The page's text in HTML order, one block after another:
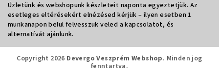
Üzletünk és webshopunk készleteit naponta egyeztetjük. Az
esetleges eltérésekért elnézésed kérjük – ilyen esetben 1
munkanapon belül felvesszük veled a kapcsolatot, és
alternatívát ajánlunk.
Copyright 2026 Devergo Veszprém Webshop. Minden jog
fenntartva.